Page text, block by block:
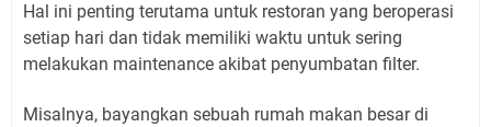
Hal ini penting terutama untuk restoran yang beroperasi
setiap hari dan tidak memiliki waktu untuk sering
melakukan maintenance akibat penyumbatan filter.
Misalnya, bayangkan sebuah rumah makan besar di